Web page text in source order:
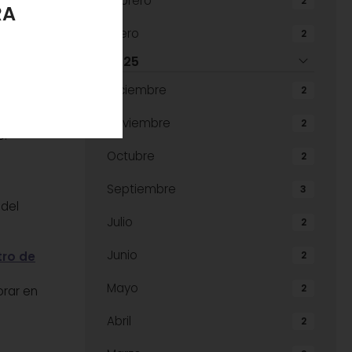
que
de
en
Enero 2
2025
Diciembre 2
Noviembre 2
Octubre 2
Septiembre 3
Julio 2
Junio 2
Mayo 2
Abril 2